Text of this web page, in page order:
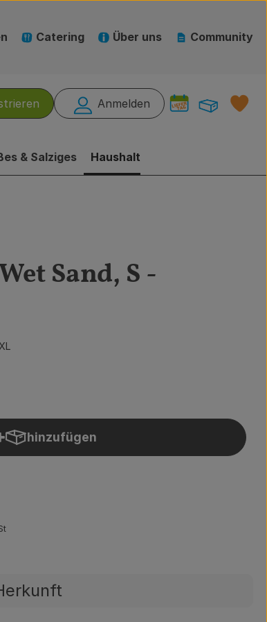
Catering Über uns Community
Anmelden
& Salziges Haushalt
Sand, S -
hinzufügen
Produkt zum Warenkorb hinzufügen